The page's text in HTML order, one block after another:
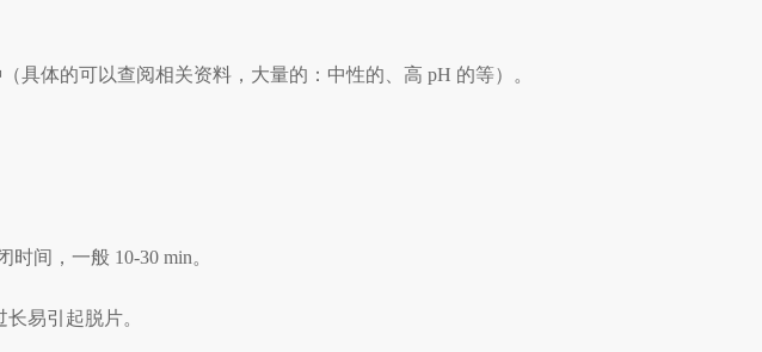
体的可以查阅相关资料，大量的：中性的、高 pH 的等）。
间，一般 10-30 min。
易引起脱片。